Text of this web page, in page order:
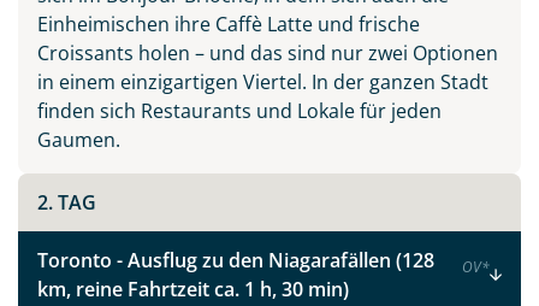
Einheimischen ihre Caffè Latte und frische
Croissants holen – und das sind nur zwei Optionen
in einem einzigartigen Viertel. In der ganzen Stadt
finden sich Restaurants und Lokale für jeden
Gaumen.
2. TAG
Toronto - Ausflug zu den Niagarafällen (128
km, reine Fahrtzeit ca. 1 h, 30 min)
OV*